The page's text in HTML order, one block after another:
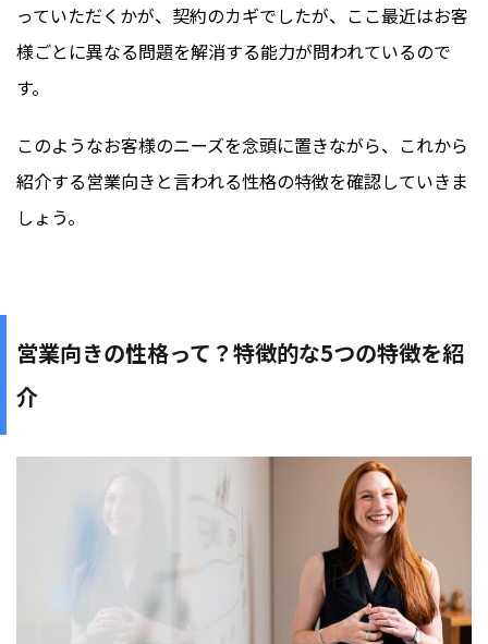
っていただくかが、契約のカギでしたが、ここ最近はお客
様ごとに異なる問題を解消する能力が問われているので
す。
このようなお客様のニーズを念頭に置きながら、これから
紹介する営業向きと言われる性格の特徴を確認していきま
しょう。
営業向きの性格って？特徴的な5つの特徴を紹
介